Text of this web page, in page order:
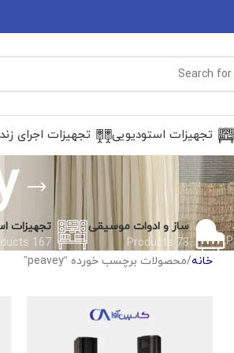
تجهیزات استودیویی تجهیزات اجرای
ساز و ادوات موسیقی
78 Products
تجهیزات
167 Products
خانه محصولات برچسب خورده “peavey”